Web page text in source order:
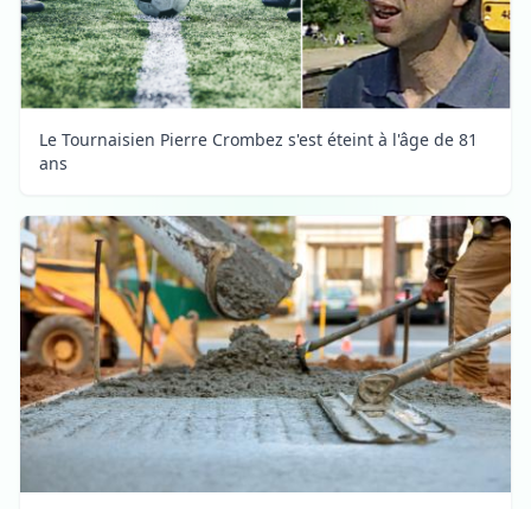
Le Tournaisien Pierre Crombez s'est éteint à l'âge de 81
ans